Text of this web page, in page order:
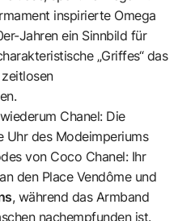
inspirierte Omega
Jahren ein Sinnbild für
„Griffes“ das
Chanel: Die
Uhr des Modeimperiums
von Coco Chanel: Ihr
den Place Vendôme und
, während das Armband
nachempfunden ist.